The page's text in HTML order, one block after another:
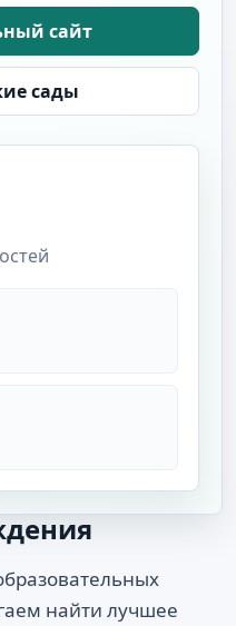
сайт
сады
найти лучшее